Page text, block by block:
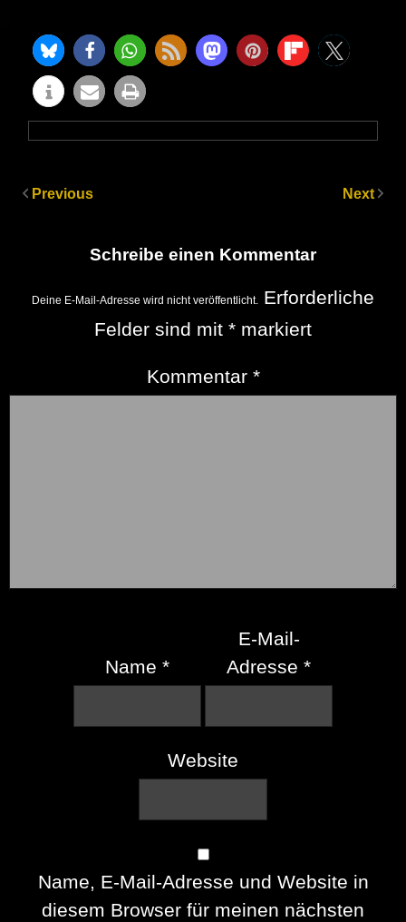
Previous Next
Schreibe einen Kommentar
Deine E-Mail-Adresse wird nicht veröffentlicht. Erforderliche
Felder sind mit * markiert
Kommentar *
Name *
E-Mail-
Adresse*
Website
Name, E-Mail-Adresse und Website in
diesem Browser für meinen nächsten